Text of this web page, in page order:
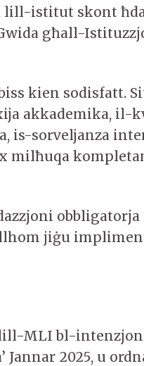
lill-istitut skont
għall-
kien sodisfatt.
akkademika, il-
sorveljanza
milħuqa
obbligatorja
jiġu
lill-MLI bl-
Jannar 2025, u